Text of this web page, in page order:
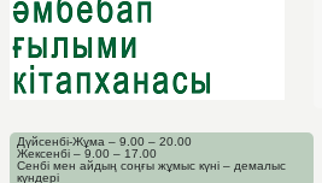
Дүйсенбі-Жұма – 9.00 – 20.00
Жексенбі – 9.00 – 17.00
Сенбі мен айдың соңғы жұмыс күні – демалыс
күндері